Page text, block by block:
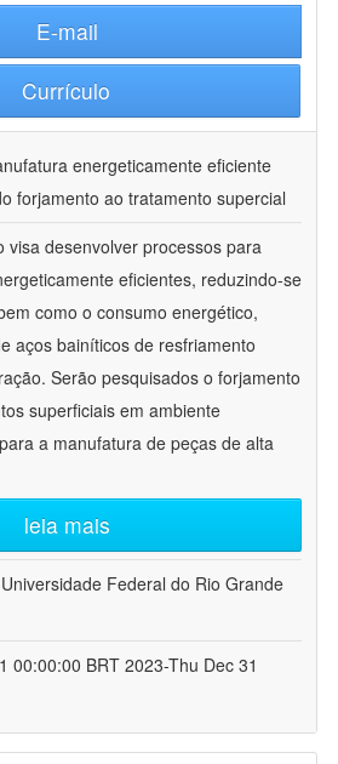
E-mail
Currículo
energeticamente eficiente
forjamento ao tratamento supercial
visa desenvolver processos para
eficientes, reduzindo-se
como o consumo energético,
aços bainíticos de resfriamento
Serão pesquisados o forjamento
superficiais em ambiente
a manufatura de peças de alta
leia mais
Universidade Federal do Rio Grande
00:00:00 BRT 2023-Thu Dec 31